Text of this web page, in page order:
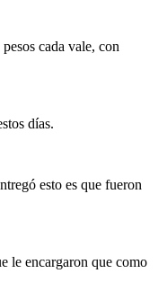
cada vale, con
días.
esto es que fueron
le encargaron que como